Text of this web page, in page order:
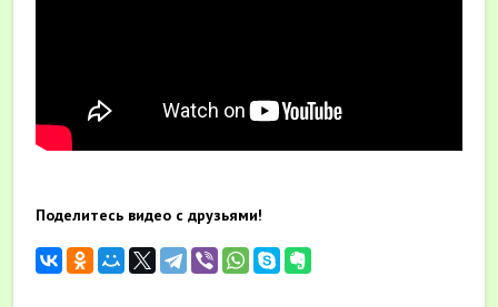
Поделитесь видео с друзьями!